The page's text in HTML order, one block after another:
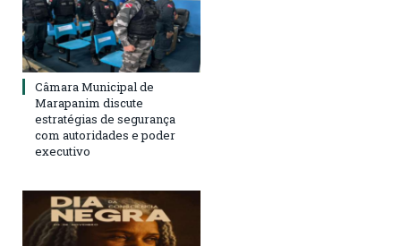
Câmara Municipal de
Marapanim discute
estratégias de segurança
com autoridades e poder
executivo